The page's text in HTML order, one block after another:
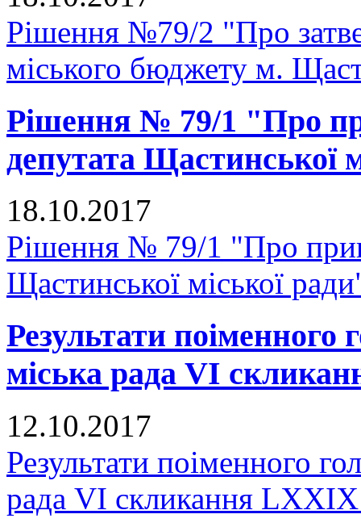
Рішення №79/2 "Про
міського бюджету м.
Рішення № 79/1 "Про
депутата Щастинської
18.10.2017
Рішення № 79/1 "Про
Щастинської міської
Результати
міська рада VI
12.10.2017
Результати поіменного
рада VI скликання LXXIX